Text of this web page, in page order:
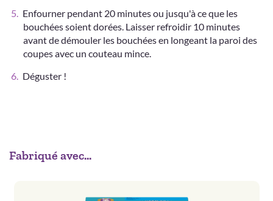
Enfourner pendant 20 minutes ou jusqu'à ce que les
bouchées soient dorées. Laisser refroidir 10 minutes
avant de démouler les bouchées en longeant la paroi des
coupes avec un couteau mince.
Déguster !
Fabriqué avec...